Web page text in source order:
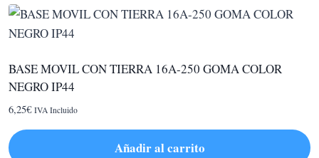
BASE MOVIL CON TIERRA 16A-250 GOMA COLOR
NEGRO IP44
6,25€ IVA Incluido
Añadir al carrito